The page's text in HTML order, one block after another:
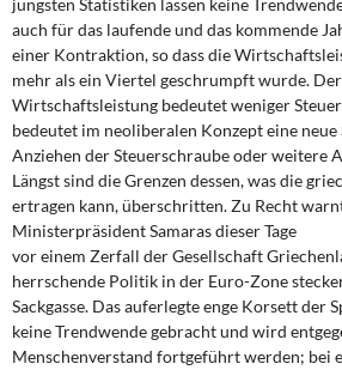
jüngsten Statistiken lassen keine
auch für das laufende und das kommende
einer Kontraktion, so dass die
mehr als ein Viertel geschrumpft wurde.
Wirtschaftsleistung bedeutet weniger
bedeutet im neoliberalen Konzept eine neue
Anziehen der Steuerschraube oder weitere
Längst sind die Grenzen dessen, was die
ertragen kann, überschritten. Zu Recht
Ministerpräsident Samaras dieser Tage
vor einem Zerfall der Gesellschaft
herrschende Politik in der Euro-Zone
Sackgasse. Das auferlegte enge Korsett der
keine Trendwende gebracht und wird
Menschenverstand fortgeführt werden; bei